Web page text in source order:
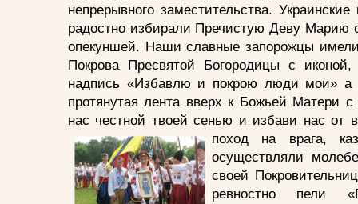
непрерывного заместительства.
радостно избирали Пречистую Деву Марию
опекуншей. Наши славные запорожцы
Покрова Пресвятой Богородицы с
надпись «Избавлю и покрою люди мои» а
протянутая лента вверх к Божьей Матери
нас честной твоей сенью и избави нас от
поход на врага,
осуществляли
своей
ревностно пели